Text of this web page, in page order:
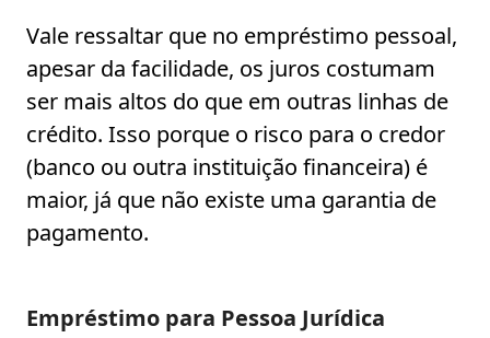
Vale ressaltar que no empréstimo pessoal,
apesar da facilidade, os juros costumam
ser mais altos do que em outras linhas de
crédito. Isso porque o risco para o credor
(banco ou outra instituição financeira) é
maior, já que não existe uma garantia de
pagamento.
Empréstimo para Pessoa Jurídica